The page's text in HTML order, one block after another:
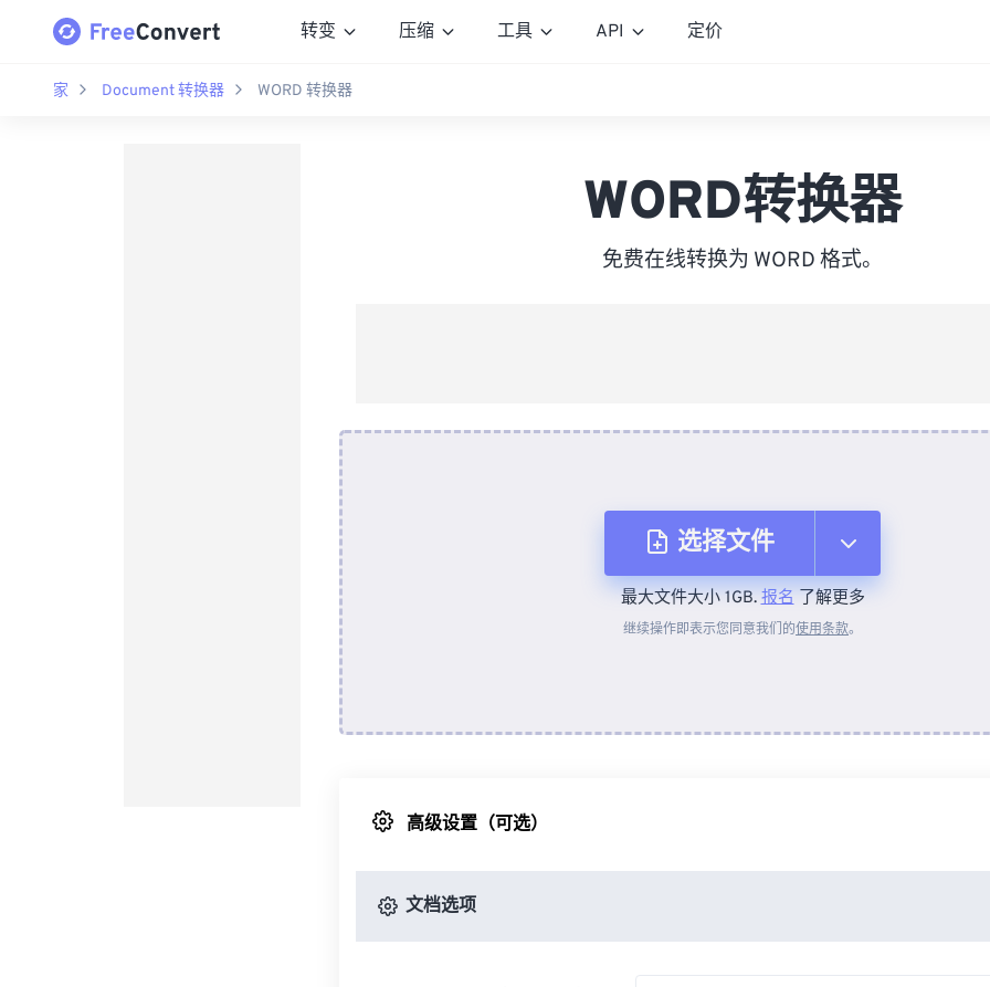
转变 压缩 工具 API 定价
家 Document 转换器 WORD 转换器
WORD转换器
免费在线转换为 WORD 格式。
选择文件
从设备
最大文件大小 1GB.报名了解更多
继续操作即表示您同意我们的使用条款。
高级设置（可选）
文档选项